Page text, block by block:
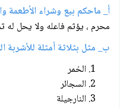
أ_ ماحكم بيع وشراء الأطعمة
محرم ، يؤثم فاعله ولا يحل له
ب_ مثل بثلاثة أمثلة للأشربة
الخمر
السجائر
النارجيلة